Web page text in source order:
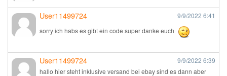
User11499724 9/9/2022 6:41
sorry ich habs es gibt ein code super danke euch
User11499724 9/9/2022 6:39
hallo hier steht inklusive versand bei ebay sind es dann aber